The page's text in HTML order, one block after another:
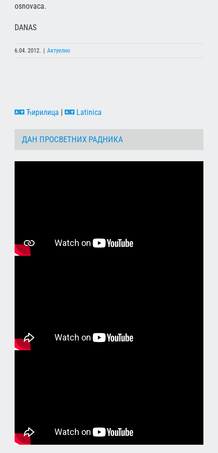
osnovaca.
DANAS
6.04. 2012. | Актуелно
Ћирилица | Latinica
ДАН ПРОСВЕТНИХ РАДНИКА